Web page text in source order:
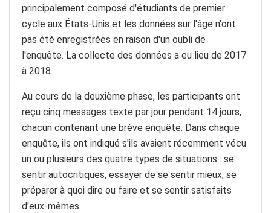
principalement composé d'étudiants de premier
cycle aux États-Unis et les données sur l'âge n'ont
pas été enregistrées en raison d'un oubli de
l'enquête. La collecte des données a eu lieu de 2017
à 2018.
Au cours de la deuxième phase, les participants ont
reçu cinq messages texte par jour pendant 14 jours,
chacun contenant une brève enquête. Dans chaque
enquête, ils ont indiqué s'ils avaient récemment vécu
un ou plusieurs des quatre types de situations : se
sentir autocritiques, essayer de se sentir mieux, se
préparer à quoi dire ou faire et se sentir satisfaits
d'eux-mêmes.